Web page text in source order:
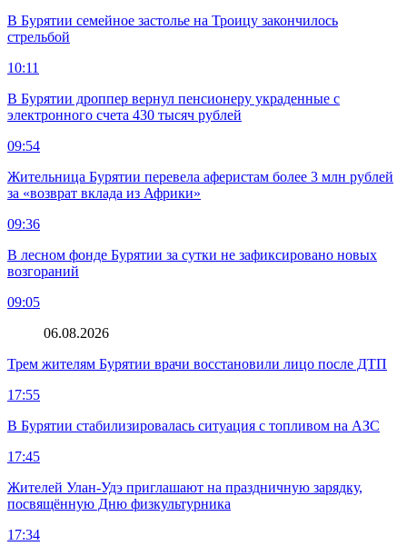
В Бурятии семейное застолье на Троицу закончилось
стрельбой
10:11
В Бурятии дроппер вернул пенсионеру украденные с
электронного счета 430 тысяч рублей
09:54
Жительница Бурятии перевела аферистам более 3 млн рублей
за «возврат вклада из Африки»
09:36
В лесном фонде Бурятии за сутки не зафиксировано новых
возгораний
09:05
06.08.2026
Трем жителям Бурятии врачи восстановили лицо после ДТП
17:55
В Бурятии стабилизировалась ситуация с топливом на АЗС
17:45
Жителей Улан-Удэ приглашают на праздничную зарядку,
посвящённую Дню физкультурника
17:34